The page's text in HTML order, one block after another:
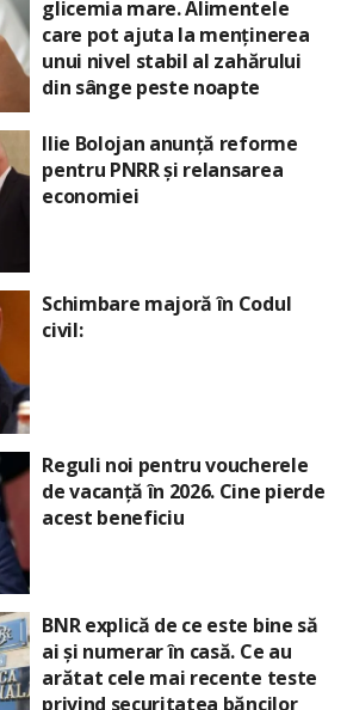
glicemia mare. Alimentele
care pot ajuta la menținerea
unui nivel stabil al zahărului
din sânge peste noapte
Ilie Bolojan anunță reforme
pentru PNRR și relansarea
economiei
Schimbare majoră în Codul
civil:
Reguli noi pentru voucherele
de vacanță în 2026. Cine pierde
acest beneficiu
BNR explică de ce este bine să
ai și numerar în casă. Ce au
arătat cele mai recente teste
privind securitatea băncilor